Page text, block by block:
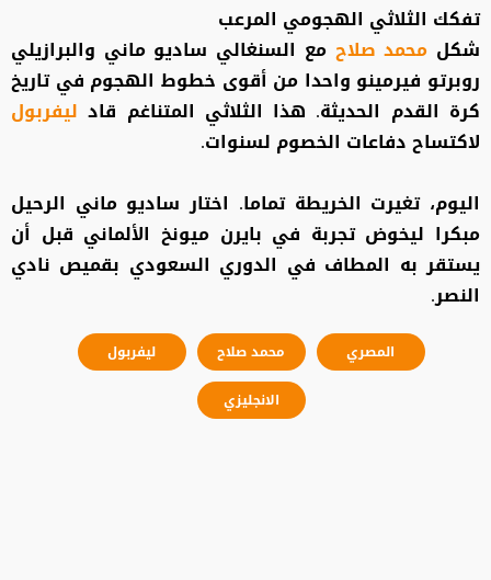
تفكك الثلاثي الهجومي المرعب
شكل محمد صلاحمع السنغالي ساديو ماني والبرازيلي
روبرتو فيرمينو واحدا من أقوى خطوط الهجوم في تاريخ
كرة القدم الحديثة. هذا الثلاثي المتناغم قادليفربول
لاكتساح دفاعات الخصوم لسنوات.
اليوم، تغيرت الخريطة تماما. اختار ساديو ماني الرحيل
مبكرا ليخوض تجربة في بايرن ميونخ الألماني قبل أن
يستقر به المطاف في الدوري السعودي بقميص نادي
النصر.
المصري محمد صلاح
ليفربول
الانجليزي